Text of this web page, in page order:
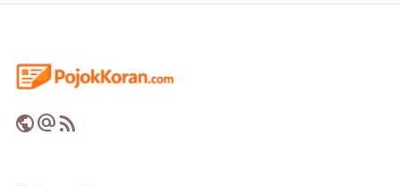
publicalternate_emailrss_feed